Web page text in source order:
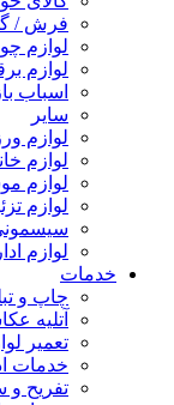
فرش /
لوازم
لوازم
اسباب
سایر
لوازم
لوازم
لوازم
لوازم
لوازم
خدمات
چاپ و
آتلیه
تعمیر
خدمات
تفریح